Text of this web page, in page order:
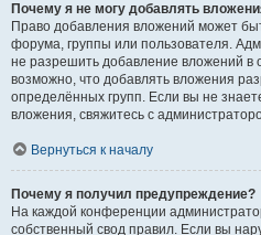
Почему я не могу добавлять
Право добавления вложений может
форума, группы или пользователя.
не разрешить добавление вложений в
возможно, что добавлять вложения
определённых групп. Если вы не
вложения, свяжитесь с
Вернуться к началу
Почему я получил предупреждение?
На каждой конференции
собственный свод правил. Если вы